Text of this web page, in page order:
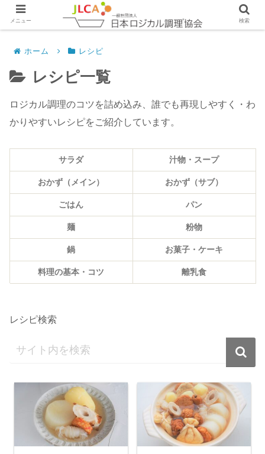
ホーム レシピ
レシピ一覧
ロジカル調理のコツを詰め込み、誰でも再現しやすく・わ
かりやすいレシピをご紹介しています。
サラダ 汁物・スープ
おかず（メイン） おかず（サブ）
ごはん パン
麺 粉物
鍋 お菓子・ケーキ
料理の基本・コツ 離乳食
レシピ検索
メニュー 検索